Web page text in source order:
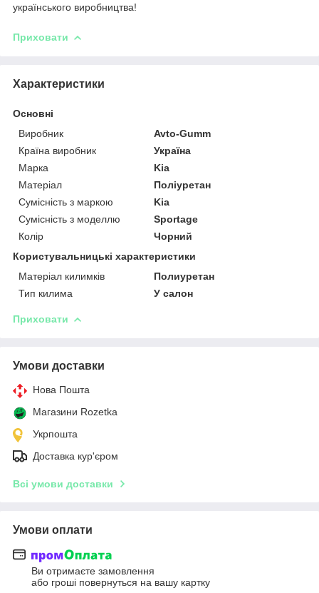
українського виробництва!
Приховати
Характеристики
Основні
Виробник
Avto-Gumm
Країна виробник
Україна
Марка
Kia
Матеріал
Поліуретан
Сумісність з маркою
Kia
Сумісність з моделлю
Sportage
Колір
Чорний
Користувальницькі характеристики
Матеріал килимків
Полиуретан
Тип килима
У салон
Приховати
Умови доставки
Нова Пошта
Магазини Rozetka
Укрпошта
Доставка кур'єром
Всі умови доставки
Умови оплати
Ви отримаєте замовлення
або гроші повернуться на вашу картку